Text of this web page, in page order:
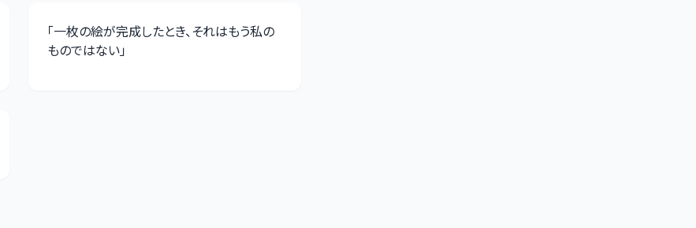
「一枚の絵が完成したとき、それはもう私の
ものではない」